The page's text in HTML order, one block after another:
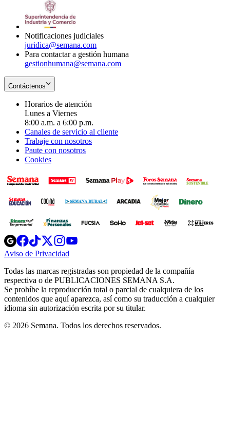
Notificaciones judiciales
juridica@semana.com
Para contactar a gestión humana
gestionhumana@semana.com
Contáctenos
Horarios de atención
Lunes a Viernes
8:00 a.m. a 6:00 p.m.
Canales de servicio al cliente
Trabaje con nosotros
Paute con nosotros
Cookies
Opens
in
new
Opens
in
new
Opens
in
new
window
Opens
new
windowwindow
Aviso de Privacidad
new
window
Todas las marcas registradas son propiedad de la compañía
respectiva o de PUBLICACIONES SEMANA S.A.
Se prohíbe la reproducción total o parcial de cualquiera de los
contenidos que aquí aparezca, así como su traducción a cualquier
idioma sin autorización escrita por su titular.
© 2026 Semana. Todos los derechos reservados.